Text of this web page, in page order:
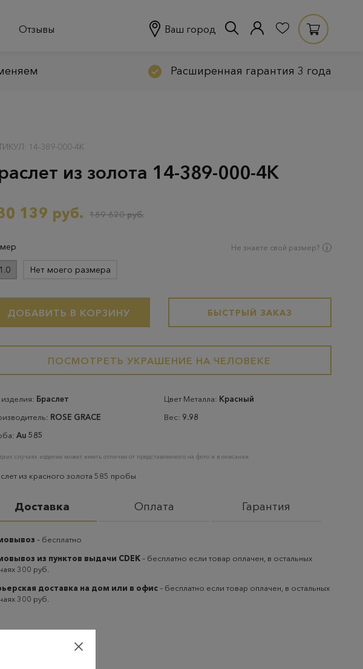
Отзывы Ваш город
Расширенная гарантия 3 года
14-389-000-4К
из золота 14-389-000-4К
139 руб. 189 620 руб.
Не знаете свой размер?
Нет моего размера
ДОБАВИТЬ В КОРЗИНУ БЫСТРЫЙ ЗАКАЗ
ПОСМОТРЕТЬ УКРАШЕНИЕ НА ЧЕЛОВЕКЕ
Браслет
ROSE GRACE
Au 585
Цвет Металла: Красный
Вес: 9.98
случаях изделие может иметь отличие от представленного на фото и в описании
из красного золота 585 пробы
Доставка Оплата Гарантия
– бесплатно
из пунктов выдачи CDEK– бесплатно если товар оплачен, в остальных
300 руб.
доставка на дом или в офис– бесплатно если товар оплачен, в остальных
300 руб.